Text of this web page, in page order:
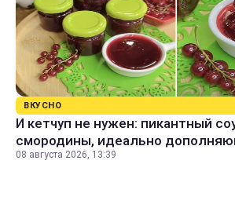
ВКУСНО
И кетчуп не нужен: пикантный
смородины, идеально
08 августа 2026, 13:39